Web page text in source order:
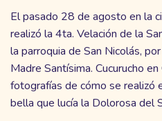
El pasado 28 de agosto en la
realizó la 4ta. Velación de la
la parroquia de San Nicolás,
Madre Santísima. Cucurucho
fotografías de cómo se realizó
bella que lucía la Dolorosa del